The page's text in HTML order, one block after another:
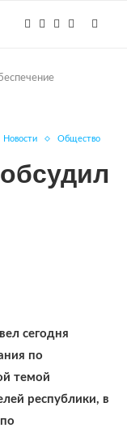
Новости Общество
сегодня
по
темой
республики, в